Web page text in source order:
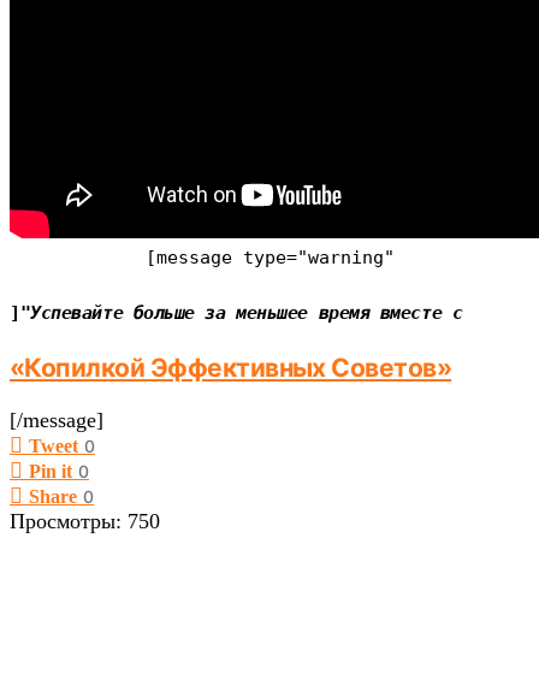
[message type="warning"
]"Успевайте больше за меньшее время вместе с
«Копилкой Эффективных Советов»
[/message]
Tweet 0
Pin it 0
Share 0
Просмотры: 750